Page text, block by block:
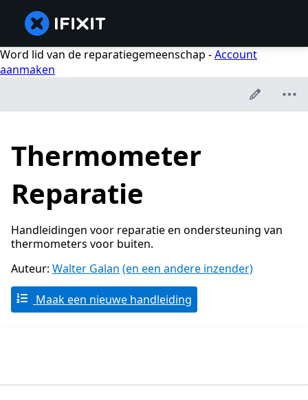
Word lid van de reparatiegemeenschap -Account
aanmaken
Thermometer
Reparatie
Handleidingen voor reparatie en ondersteuning van
thermometers voor buiten.
Auteur: Walter Galan (en een andere inzender)
Maak een nieuwe handleiding